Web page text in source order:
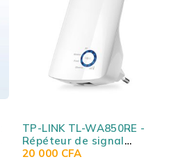
TP-LINK TL-WA850RE -
Répéteur de signal
Wireless N 300 Mbps
20 000 CFA